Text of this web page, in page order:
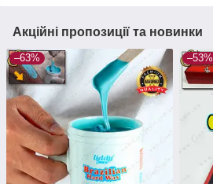
Акційні пропозиції та новинки
–63% –53%